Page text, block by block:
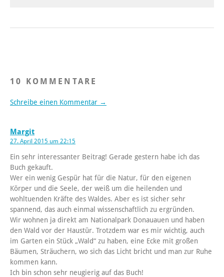
10 KOMMENTARE
Schreibe einen Kommentar →
Margit
27. April 2015 um 22:15
Ein sehr interessanter Beitrag! Gerade gestern habe ich das
Buch gekauft.
Wer ein wenig Gespür hat für die Natur, für den eigenen
Körper und die Seele, der weiß um die heilenden und
wohltuenden Kräfte des Waldes. Aber es ist sicher sehr
spannend, das auch einmal wissenschaftlich zu ergründen.
Wir wohnen ja direkt am Nationalpark Donauauen und haben
den Wald vor der Haustür. Trotzdem war es mir wichtig, auch
im Garten ein Stück „Wald“ zu haben, eine Ecke mit großen
Bäumen, Sträuchern, wo sich das Licht bricht und man zur Ruhe
kommen kann.
Ich bin schon sehr neugierig auf das Buch!